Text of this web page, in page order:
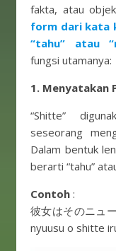
fakta, atau
form dari kata
“tahu” atau
fungsi utamanya:
1. Menyatakan
“Shitte”
seseorang
Dalam bentuk
berarti “tahu”
Contoh :
彼女はそのニュ
nyuusu o shitte